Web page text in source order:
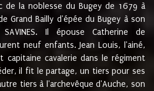
de la noblesse du Bugey de 1679 à
Grand Bailly d'épée du Bugey à son
Il épouse Catherine de
neuf enfants. Jean Louis, l'ainé,
capitaine cavalerie dans le régiment
il fit le partage, un tiers pour ses
tiers à l'archevêque d'Auche, son